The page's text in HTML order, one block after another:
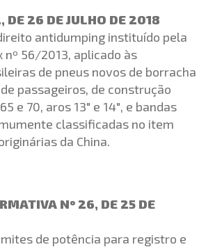
DE 26 DE JULHO DE 2018
antidumping instituído pela
nº 56/2013, aplicado às
de pneus novos de borracha
passageiros, de construção
e 70, aros 13″ e 14″, e bandas
classificadas no item
da China.
Nº 26, DE 25 DE
de potência para registro e